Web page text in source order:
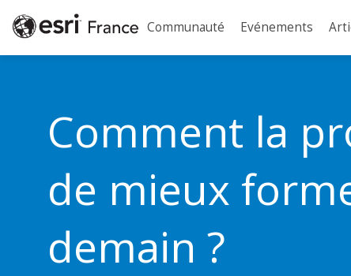
Communauté Evénements
Comment la
de mieux
demain ?